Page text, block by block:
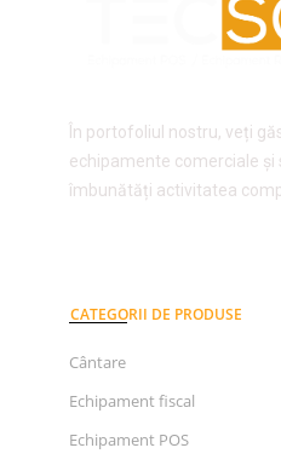
În portofoliul nostru, veți
echipamente comerciale și
îmbunătăți activitatea
CATEGORII DE PRODUSE
Cântare
Echipament fiscal
Echipament POS